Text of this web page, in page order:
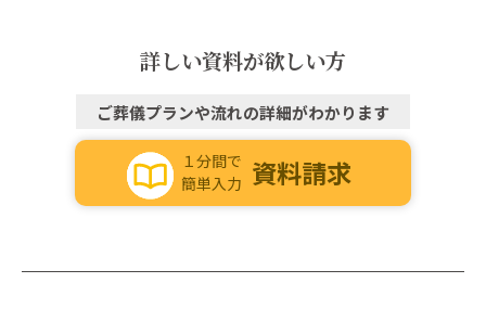
詳しい資料が欲しい方
ご葬儀プランや流れの詳細がわかります
１分間で
簡単入力 資料請求